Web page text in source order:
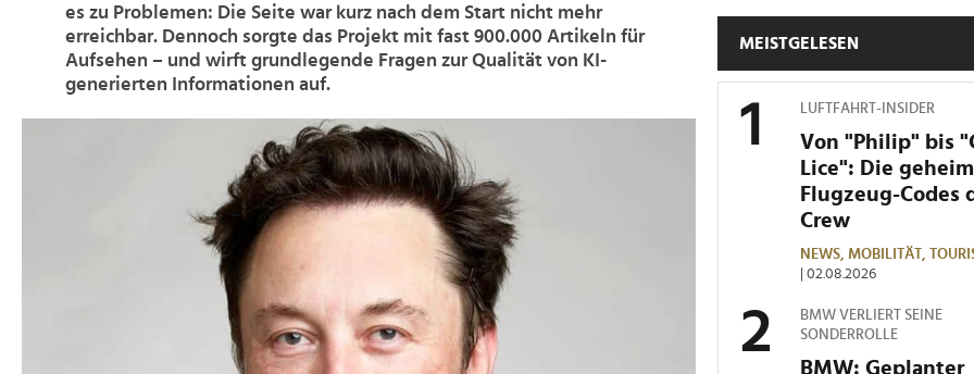
es zu Problemen: Die Seite war kurz nach dem Start nicht mehr
erreichbar. Dennoch sorgte das Projekt mit fast 900.000 Artikeln für
Aufsehen – und wirft grundlegende Fragen zur Qualität von KI-
generierten Informationen auf.
MEISTGELESEN
LUFTFAHRT-INSIDER
Von "Philip" bis
Lice": Die
Flugzeug-Codes
Crew
NEWS, MOBILITÄT,
| 02.08.2026
BMW VERLIERT SEINE
SONDERROLLE
BMW: Geplanter